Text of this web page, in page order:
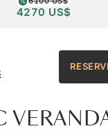
4270 US$